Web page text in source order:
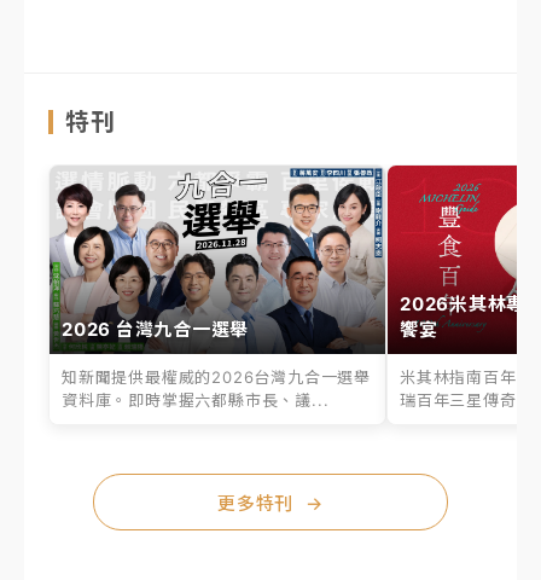
特刊
2026 台灣九合一選舉
知新聞提供最權威的2026台灣九合一選舉
資料庫。即時掌握六都縣市長、議...
2026米其林專
饗宴
米其林指南百年之
瑞百年三星傳奇、
更多特刊 →